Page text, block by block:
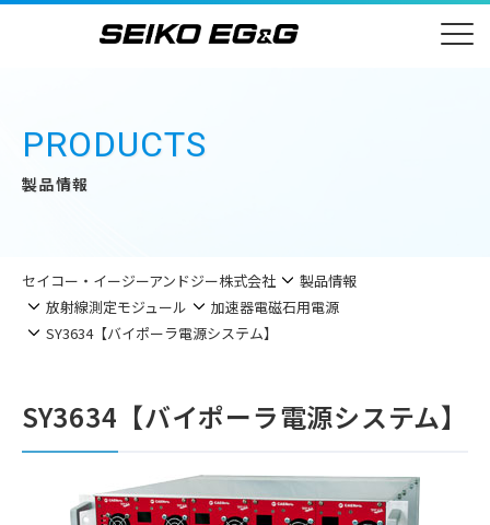
PRODUCTS
製品情報
セイコー・イージーアンドジー株式会社
製品情報
放射線測定モジュール
加速器電磁石用電源
SY3634【バイポーラ電源システム】
SY3634【バイポーラ電源システム】